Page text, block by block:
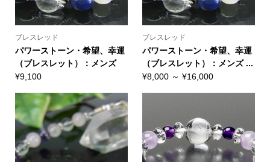
ブレスレッド
パワーストーン・希望、幸運
（ブレスレット）：メンズ
¥9,100
ブレスレッド
パワーストーン・希望、幸運
（ブレスレット）：メンズ ...
¥8,000 ～¥16,000